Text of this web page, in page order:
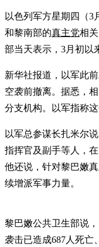
以色列军方星期四（3
和黎南部的真主党相
部当天表示，3月初以
新华社报道，以军此
空袭前撤离。据悉，
分支机构。以军指称
以军总参谋长扎米尔
指挥官及副手等人，
他还说，针对黎巴嫩
续增派军事力量。
黎巴嫩公共卫生部说
袭击已造成687人死亡